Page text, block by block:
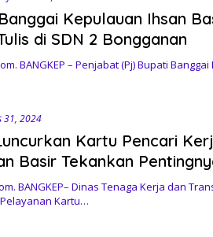
Kepulauan Ihsan
di SDN 2 Bongganan
BANGKEP – Penjabat (Pj) Bupati
31, 2024
Kartu Pencari
Basir Tekankan
BANGKEP– Dinas Tenaga Kerja dan
Kartu…